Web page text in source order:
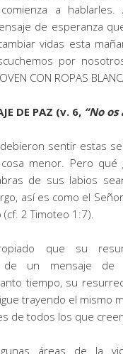
a hablarles.
de esperanza
vidas esta
por
CON ROPAS
DE PAZ (v. 6, “No os
sentir estas
menor. Pero qué
de sus labios
así es como el
2 Timoteo 1:7).
que su
de un mensaje de
tiempo, su
trayendo el mismo
de todos los que
áreas de la